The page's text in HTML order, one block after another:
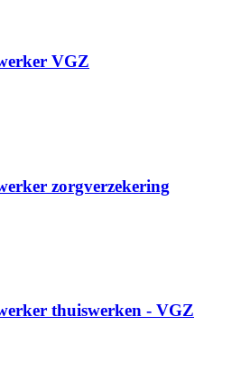
VGZ
zorgverzekering
thuiswerken - VGZ